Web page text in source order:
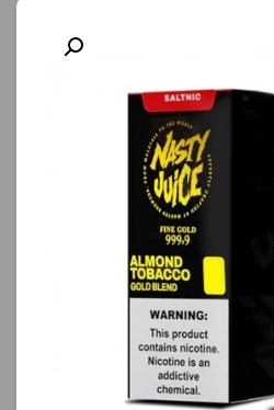
50 میلی گرم
برای فعال شدن سبد خرید و
نمایش قیمت ، گزینه های
محصول را از کادر بالا انتخاب
کنید.
آخرین بروزرسانی
قیمت: 20 ساعت پیش